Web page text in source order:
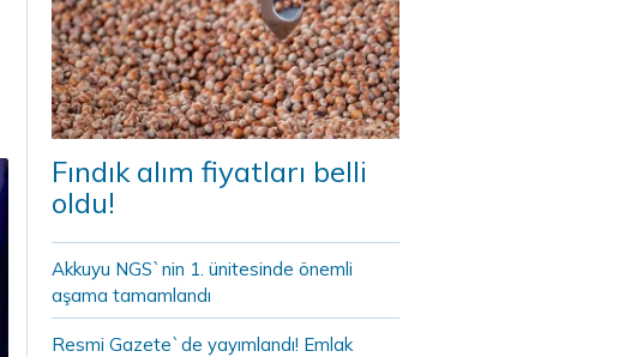
Fındık alım fiyatları belli
oldu!
Akkuyu NGS`nin 1. ünitesinde önemli
aşama tamamlandı
Resmi Gazete`de yayımlandı! Emlak